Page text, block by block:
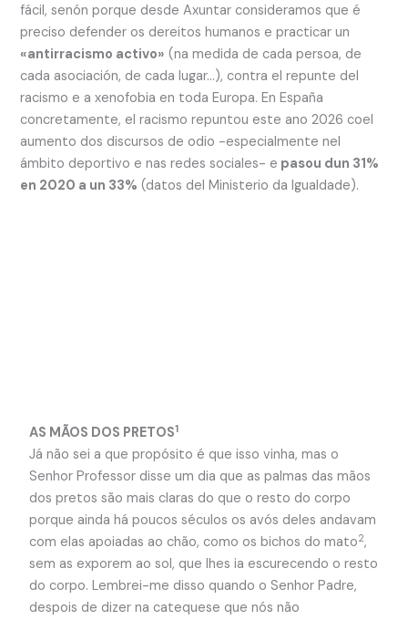
fácil, senón porque desde Axuntar consideramos que é
preciso defender os dereitos humanos e practicar un
«antirracismo activo» (na medida de cada persoa, de
cada asociación, de cada lugar…), contra el repunte del
racismo e a xenofobia en toda Europa. En España
concretamente, el racismo repuntou este ano 2026 coel
aumento dos discursos de odio -especialmente nel
ámbito deportivo e nas redes sociales- e pasou dun 31%
en 2020 a un 33% (datos del Ministerio da Igualdade).
AS MÃOS DOS PRETOS1
Já não sei a que propósito é que isso vinha, mas o
Senhor Professor disse um dia que as palmas das mãos
dos pretos são mais claras do que o resto do corpo
porque ainda há poucos séculos os avós deles andavam
com elas apoiadas ao chão, como os bichos do mato2,
sem as exporem ao sol, que lhes ia escurecendo o resto
do corpo. Lembrei-me disso quando o Senhor Padre,
despois de dizer na catequese que nós não